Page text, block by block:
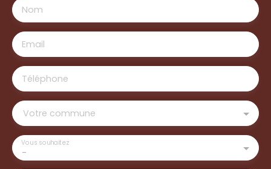
Nom
Email
Téléphone
Votre commune
-
Vous souhaitez